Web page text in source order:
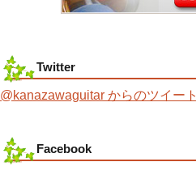
Twitter
@kanazawaguitar からのツイート
Facebook